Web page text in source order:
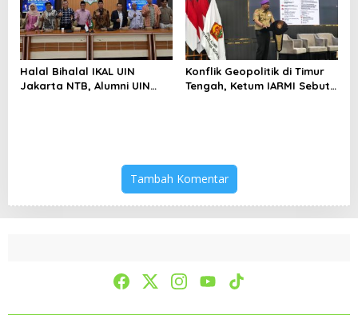
Halal Bihalal IKAL UIN
Jakarta NTB, Alumni UIN
Konflik Geopolitik di Timur
Tengah, Ketum IARMI Sebut
Tambah Komentar